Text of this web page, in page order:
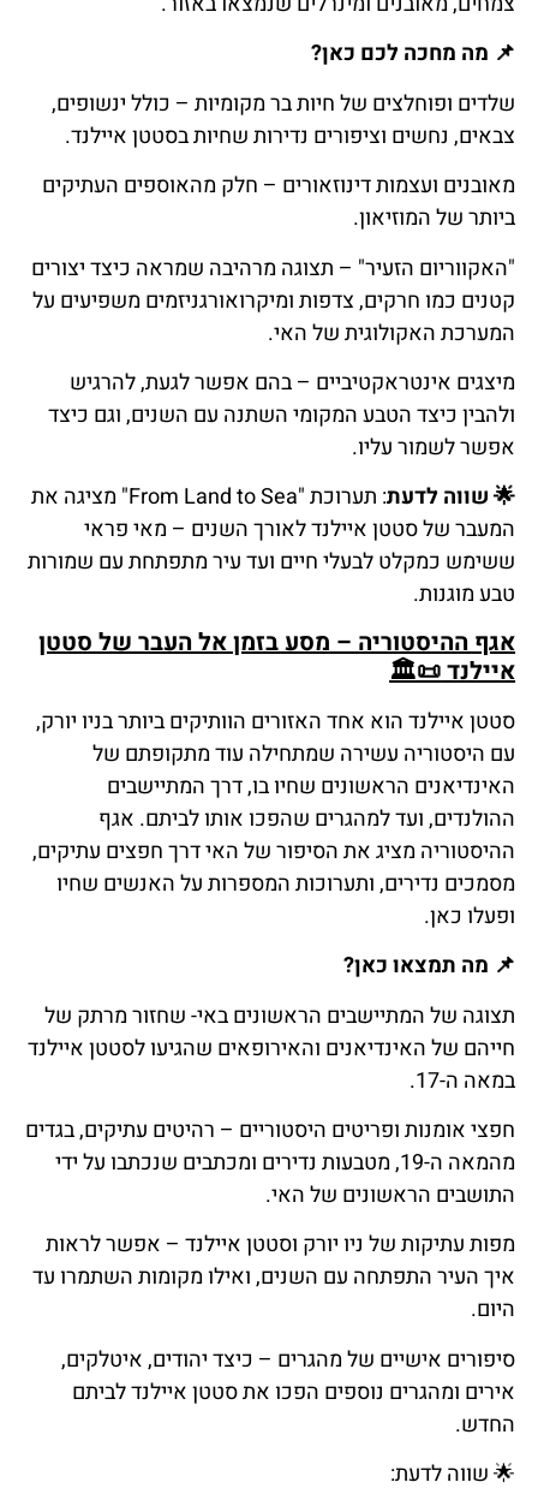
📌 מה מחכהלכם כאן?
שלדים ופוחלצים של חיות בר מקומיות – כולל ינשופים,
צבאים, נחשים וציפורים נדירות שחיות בסטטן איילנד.
מאובנים ועצמות דינוזאורים – חלק מהאוספים העתיקים
ביותר של המוזיאון.
"האקווריום הזעיר" – תצוגה מרהיבה שמראה כיצד יצורים
קטנים כמו חרקים, צדפות ומיקרואורגניזמים משפיעים על
המערכת האקולוגית של האי.
מיצגים אינטראקטיביים – בהם אפשר לגעת, להרגיש
ולהבין כיצד הטבע המקומי השתנה עם השנים, וגם כיצד
אפשר לשמור עליו.
🌟שווהלדעת
: תערוכת "From Land to Sea" מציגה את
המעבר של סטטן איילנד לאורך השנים – מאי פראי
ששימש כמקלט לבעלי חיים ועד עיר מתפתחת עם שמורות
טבע מוגנות.
אגף ההיסטוריה – מסע בזמן אל העבר של סטטן
איילנד📜🏛️
סטטן איילנד הוא אחד האזורים הוותיקים ביותר בניו יורק,
עם היסטוריה עשירה שמתחילה עוד מתקופתם של
האינדיאנים הראשונים שחיו בו, דרך המתיישבים
ההולנדים, ועד למהגרים שהפכו אותו לביתם. אגף
ההיסטוריה מציג את הסיפור של האי דרך חפצים עתיקים,
מסמכים נדירים, ותערוכות המספרות על האנשים שחיו
ופעלו כאן.
📌 מה תמצאוכאן?
תצוגה של המתיישבים הראשונים באי- שחזור מרתק של
חייהם של האינדיאנים והאירופאים שהגיעו לסטטן איילנד
במאה ה-17.
חפצי אומנות ופריטים היסטוריים – רהיטים עתיקים, בגדים
מהמאה ה-19, מטבעות נדירים ומכתבים שנכתבו על ידי
התושבים הראשונים של האי.
מפות עתיקות של ניו יורק וסטטן איילנד – אפשר לראות
איך העיר התפתחה עם השנים, ואילו מקומות השתמרו עד
היום.
סיפורים אישיים של מהגרים – כיצד יהודים, איטלקים,
אירים ומהגרים נוספים הפכו את סטטן איילנד לביתם
החדש.
🌟שווהלדעת: